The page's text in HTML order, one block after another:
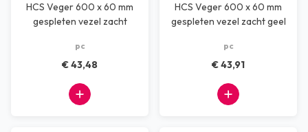
HCS Veger 600 x 60 mm
gespleten vezel zacht
pc
€ 43,48
HCS Veger 600 x 60 mm
gespleten vezel zacht geel
pc
€ 43,91